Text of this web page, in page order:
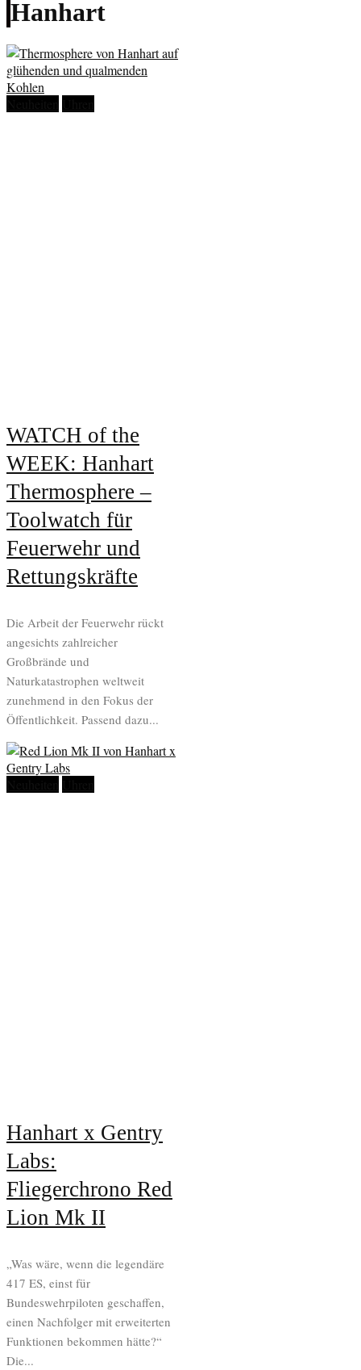
Hanhart
WATCH of the
WEEK: Hanhart
Thermosphere –
Toolwatch für
Feuerwehr und
Rettungskräfte
Die Arbeit der Feuerwehr rückt
angesichts zahlreicher
Großbrände und
Naturkatastrophen weltweit
zunehmend in den Fokus der
Öffentlichkeit. Passend dazu...
Hanhart x Gentry
Labs:
Fliegerchrono Red
Lion Mk II
„Was wäre, wenn die legendäre
417 ES, einst für
Bundeswehrpiloten geschaffen,
einen Nachfolger mit erweiterten
Funktionen bekommen hätte?“
Die...